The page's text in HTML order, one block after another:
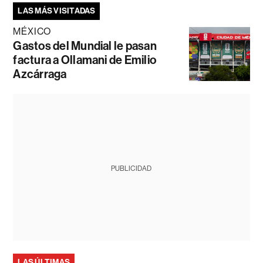
LAS MÁS VISITADAS
MÉXICO
Gastos del Mundial le pasan
factura a Ollamani de Emilio
Azcárraga
PUBLICIDAD